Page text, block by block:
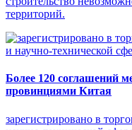
территорий.
Более 120 соглашений
провинциями Китая
зарегистрировано в